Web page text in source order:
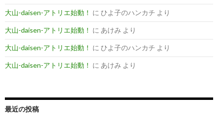
大山-daisen-アトリエ始動！ に ひよ子のハンカチ より
大山-daisen-アトリエ始動！ に あけみ より
大山-daisen-アトリエ始動！ に ひよ子のハンカチ より
大山-daisen-アトリエ始動！ に あけみ より
最近の投稿